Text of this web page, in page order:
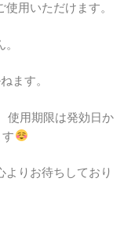
用いただけます。
ます。
使用期限は発効日か
りお待ちしており